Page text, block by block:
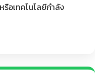
อเทคโนโลยีกำลัง